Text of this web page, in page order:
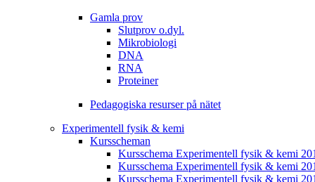
Gamla prov
Slutprov o.dyl.
Mikrobiologi
DNA
RNA
Proteiner
Pedagogiska resurser på nätet
Experimentell fysik & kemi
Kursscheman
Kursschema Experimentell fysik & kemi
Kursschema Experimentell fysik & kemi
Kursschema Experimentell fysik & kemi